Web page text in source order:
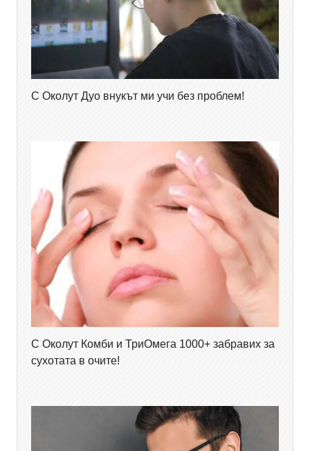
С Околут Дуо внукът ми учи без проблем!
С Околут Комби и ТриОмега 1000+ забравих за
сухотата в очите!